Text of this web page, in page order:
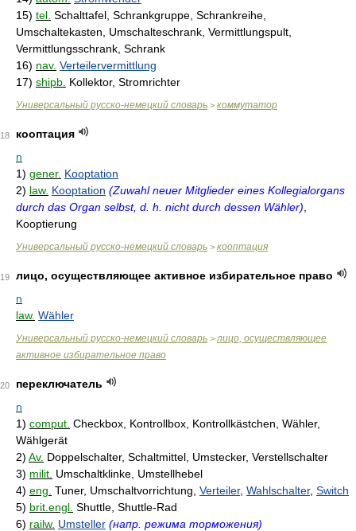
15) tel. Schalttafel, Schrankgruppe, Schrankreihe,
Umschaltekasten, Umschalteschrank, Vermittlungspult,
Vermittlungsschrank, Schrank
16) nav. Verteilervermittlung
17) shipb. Kollektor, Stromrichter
Универсальный русско-немецкий словарь > коммутатор
18
кооптация
n
1) gener. Kooptation
2) law. Kooptation (Zuwahl neuer Mitglieder eines Kollegialorgans
durch das Organ selbst, d. h. nicht durch dessen Wähler)
Kooptierung
Универсальный русско-немецкий словарь > кооптация
19
лицо, осуществляющее активное избирательное право
n
law. Wähler
Универсальный русско-немецкий словарь > лицо, осуществляющее
активное избирательное право
20
переключатель
n
1) comput. Checkbox, Kontrollbox, Kontrollkästchen, Wähler,
Wählgerät
2) Av. Doppelschalter, Schaltmittel, Umstecker, Verstellschalter
3) milit. Umschaltklinke, Umstellhebel
4) eng. Tuner, Umschaltvorrichtung, Verteiler, Wahlschalter, Switch
5) brit.engl. Shuttle, Shuttle-Rad
6) railw. Umsteller (напр. режима торможения)